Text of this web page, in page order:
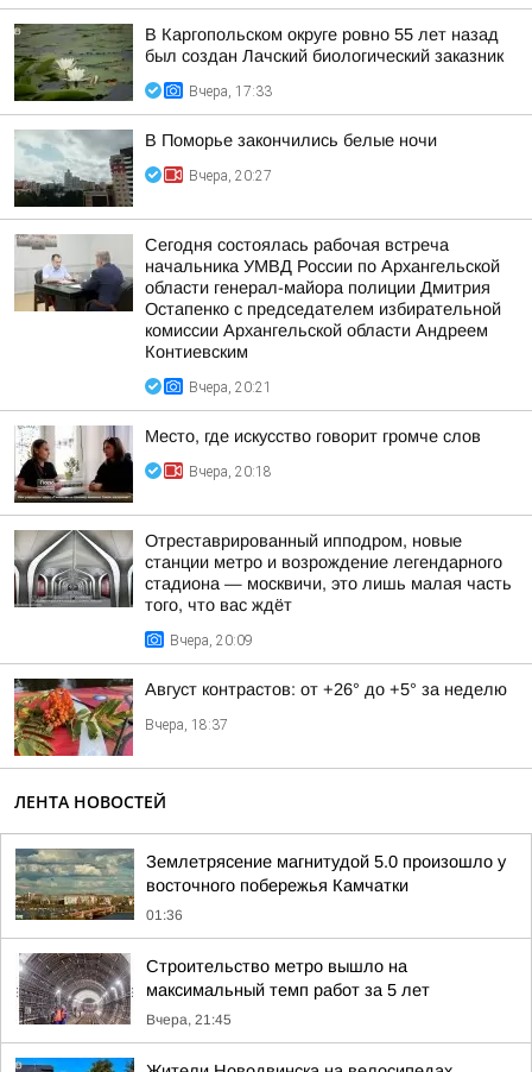
В Каргопольском округе ровно 55 лет назад
был создан Лачский биологический заказник
Вчера, 17:33
В Поморье закончились белые ночи
Вчера, 20:27
Сегодня состоялась рабочая встреча
начальника УМВД России по Архангельской
области генерал-майора полиции Дмитрия
Остапенко с председателем избирательной
комиссии Архангельской области Андреем
Контиевским
Вчера, 20:21
Место, где искусство говорит громче слов
Вчера, 20:18
Отреставрированный ипподром, новые
станции метро и возрождение легендарного
стадиона — москвичи, это лишь малая часть
того, что вас ждёт
Вчера, 20:09
Август контрастов: от +26° до +5° за неделю
Вчера, 18:37
ЛЕНТА НОВОСТЕЙ
Землетрясение магнитудой 5.0 произошло у
восточного побережья Камчатки
01:36
Строительство метро вышло на
максимальный темп работ за 5 лет
Вчера, 21:45